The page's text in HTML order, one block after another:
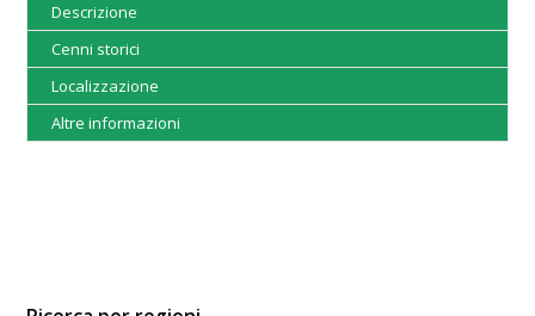
Descrizione
Cenni storici
Localizzazione
Altre informazioni